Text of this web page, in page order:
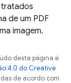
tratados
de um PDF
imagem.
desta página é
4.0 do Creative
de acordo com